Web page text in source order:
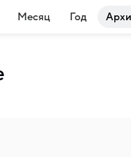
Месяц Год